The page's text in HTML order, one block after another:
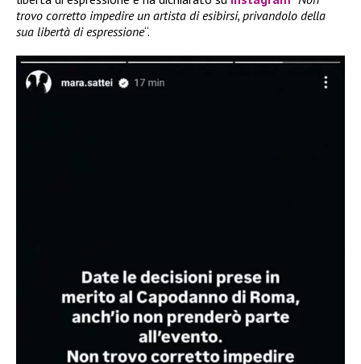
trovo corretto impedire un artista di esibirsi, privandolo della
sua libertà di espressione“.